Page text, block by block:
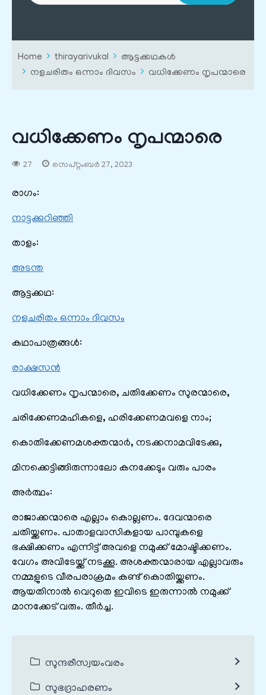
Home thirayarivukal
ആട്ടക്കഥകൾ
നളചരിതം ഒന്നാം ദിവസം
വധിക്കേണം നൃപന്മാരെ
വധിക്കേണം നൃപന്മാരെ
27 സെപ്റ്റംബർ 27, 2023
രാഗം:
നാട്ടക്കുറിഞ്ഞി
താളം:
അടന്ത
ആട്ടക്കഥ:
നളചരിതം ഒന്നാം ദിവസം
കഥാപാത്രങ്ങൾ:
രാക്ഷസൻ
വധിക്കേണം നൃപന്മാരെ, ചതിക്കേണം സുരന്മാരെ,
ചരിക്കേണമഹികളെ, ഹരിക്കേണമവളെ നാം;
കൊതിക്കേണമശക്തന്മാർ, നടക്കനാമവിടേക്കു,
മിനക്കെട്ടിങ്ങിരുന്നാലോ കനക്കേടും വരും പാരം
അർത്ഥം:
രാജാക്കന്മാരെ എല്ലാം കൊല്ലണം. ദേവന്മാരെ
ചതിയ്ക്കണം. പാതാളവാസികളായ പാമ്പുകളെ
ഭക്ഷിക്കണം എന്നിട്ട് അവളെ നമുക്ക് മോഷ്ടിക്കണം.
വേഗം അവിടേയ്ക്ക് നടക്കൂ. അശക്തന്മാരായ എല്ലാവരും
നമ്മളുടെ വീരപരാക്രമം കണ്ട് കൊതിയ്ക്കണം.
ആയതിനാൽ വെറുതെ ഇവിടെ ഇരുന്നാൽ നമുക്ക്
മാനക്കേട് വരും. തീർച്ച.
സുന്ദരീസ്വയംവരം
സുഭദ്രാഹരണം